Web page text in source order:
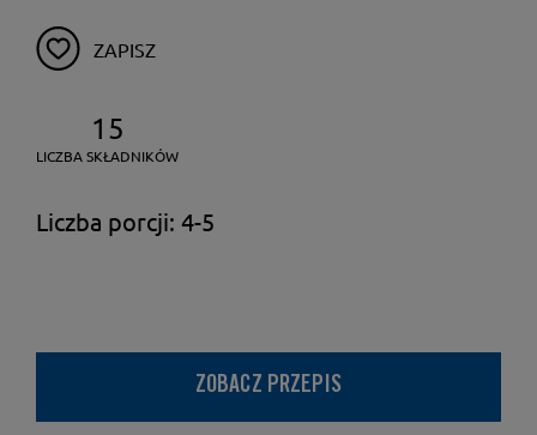
ZAPISZ
15
LICZBA SKŁADNIKÓW
Liczba porcji: 4-5
ZOBACZ PRZEPIS